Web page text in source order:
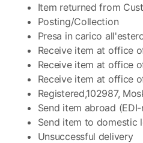
Item returned from
Posting/Collection
Presa in carico
Receive item at office
Receive item at office
Receive item at office
Registered,102987,
Send item abroad (EDI-
Send item to domestic
Unsuccessful delivery